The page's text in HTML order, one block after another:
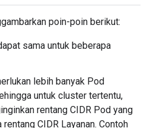
poin-poin berikut:
sama untuk beberapa
lebih banyak Pod
untuk cluster tertentu,
rentang CIDR Pod yang
CIDR Layanan. Contoh